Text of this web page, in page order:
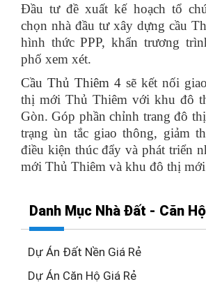
Đầu tư đề xuất kế hoạch tổ
chọn nhà đầu tư xây dựng cầu
hình thức PPP, khẩn trương
phố xem xét.
Cầu Thủ Thiêm 4 sẽ kết nối
thị mới Thủ Thiêm với khu đô
Gòn. Góp phần chỉnh trang đô
trạng ùn tắc giao thông, giảm
điều kiện thúc đẩy và phát triển
mới Thủ Thiêm và khu đô thị
Danh Mục Nhà Đất - Căn Hộ
Dự Án Đất Nền Giá Rẻ
Dự Án Căn Hộ Giá Rẻ